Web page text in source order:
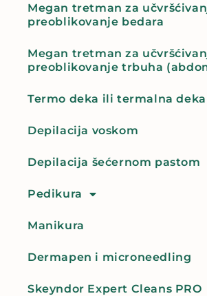
Megan tretman za
preoblikovanje bedara
Megan tretman za
preoblikovanje trbuha
Termo deka ili termalna deka
Depilacija voskom
Depilacija šećernom pastom
Pedikura
Manikura
Dermapen i microneedling
Skeyndor Expert Cleans PRO